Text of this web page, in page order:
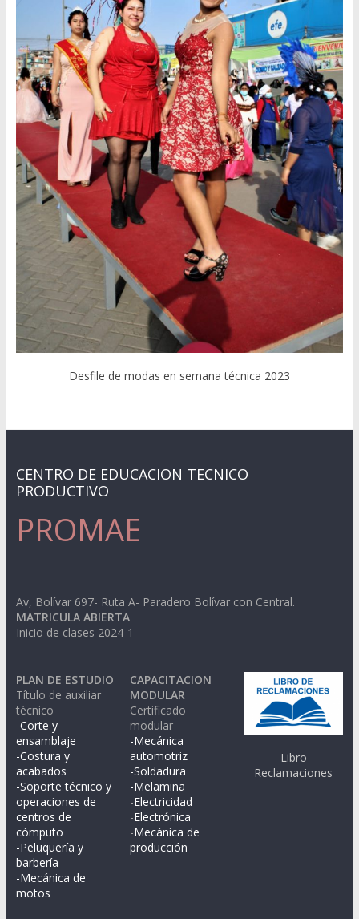
Desfile de modas en semana técnica 2023
CENTRO DE EDUCACION TECNICO
PRODUCTIVO
PROMAE
Av, Bolívar 697- Ruta A- Paradero Bolívar con Central.
MATRICULA ABIERTA
Inicio de clases 2024-1
PLAN DE ESTUDIO
Título de auxiliar
técnico
-Corte y
ensamblaje
-Costura y
acabados
-Soporte técnico y
operaciones de
centros de
cómputo
-Peluquería y
barbería
-Mecánica de
motos
CAPACITACION
MODULAR
Certificado
modular
-Mecánica
automotriz
-Soldadura
-Melamina
-Electricidad
-Electrónica
-Mecánica de
producción
Libro
Reclamaciones